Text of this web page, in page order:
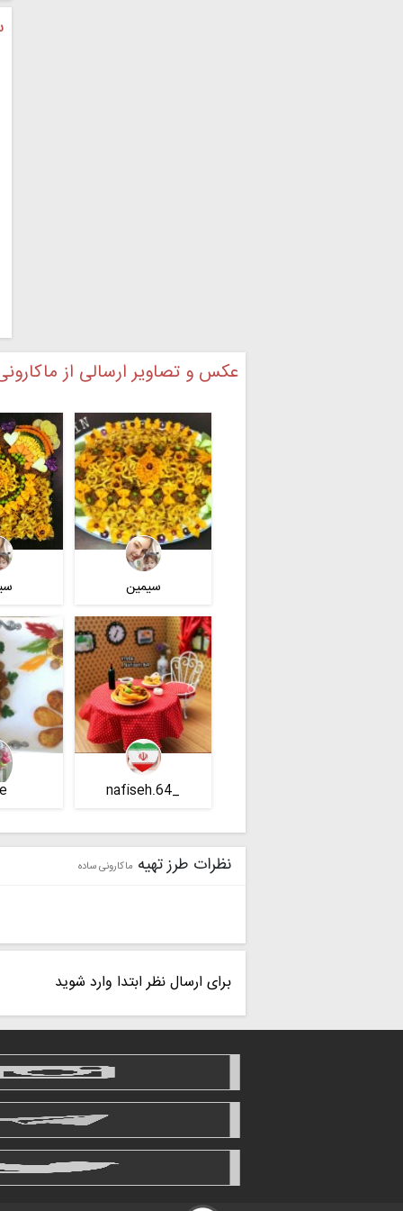
عکس و تصاویر ارسالی از
سیمین
_nafiseh.64
نظرات طرز تهیه ماکارونی ساده
برای ارسال نظر ابتدا وارد شوید